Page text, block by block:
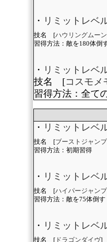
・ リミットレベ
技名 [ハウリングムーン
習得方法：敵を180体倒
・ リミットレベ
技名 [コスモメ
習得方法：全て
・ リミットレベ
技名 [ブーストジャンプ
習得方法：初期習得
・ リミットレベ
技名 [ハイパージャンプ
習得方法：敵を75体倒す
・ リミットレベ
技名 [ ドラゴンダイヴ]